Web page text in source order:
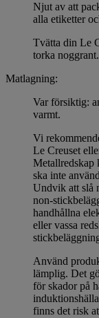
Njut av att
alla etiketter
Tvätta din Le
torka noggrant.
Matlagning:
Var försiktig:
varmt.
Vi
Le Creuset
Metallredskap
ska inte
Undvik att slå
non-
handhållna
eller vassa
Använd
lämplig. Det
för skador på
finns det risk